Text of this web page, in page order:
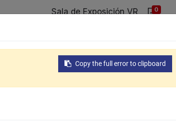
0
Sala de Exposición VR
Copy the full error to clipboard